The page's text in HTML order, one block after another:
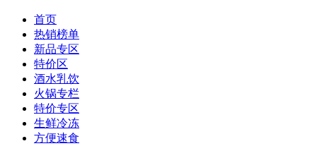
首页
热销榜单
新品专区
特价区
酒水乳饮
火锅专栏
特价专区
生鲜冷冻
方便速食